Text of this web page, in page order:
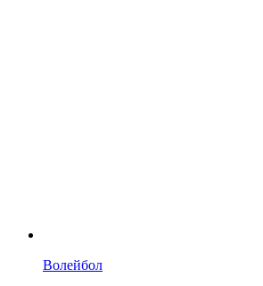
Волейбол